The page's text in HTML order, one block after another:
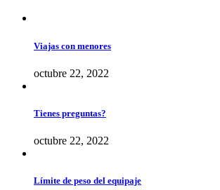
Viajas con menores
octubre 22, 2022
Tienes preguntas?
octubre 22, 2022
Límite de peso del equipaje